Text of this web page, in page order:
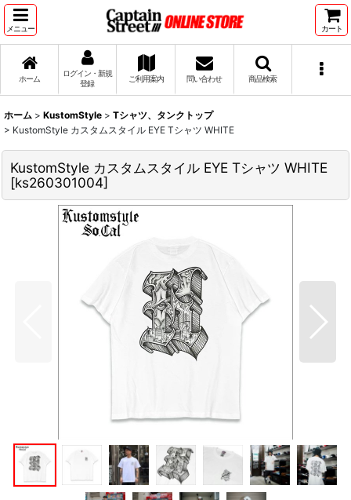
メニュー カート
ホーム
ログイン・新規
登録
ご利用案内 問い合わせ 商品検索
ホーム > KustomStyle > Tシャツ、タンクトップ
> KustomStyle カスタムスタイル EYE Tシャツ WHITE
KustomStyle カスタムスタイル EYE Tシャツ WHITE
[ks260301004]